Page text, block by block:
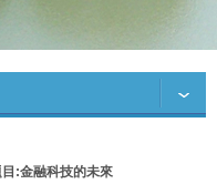
目:金融科技的未來